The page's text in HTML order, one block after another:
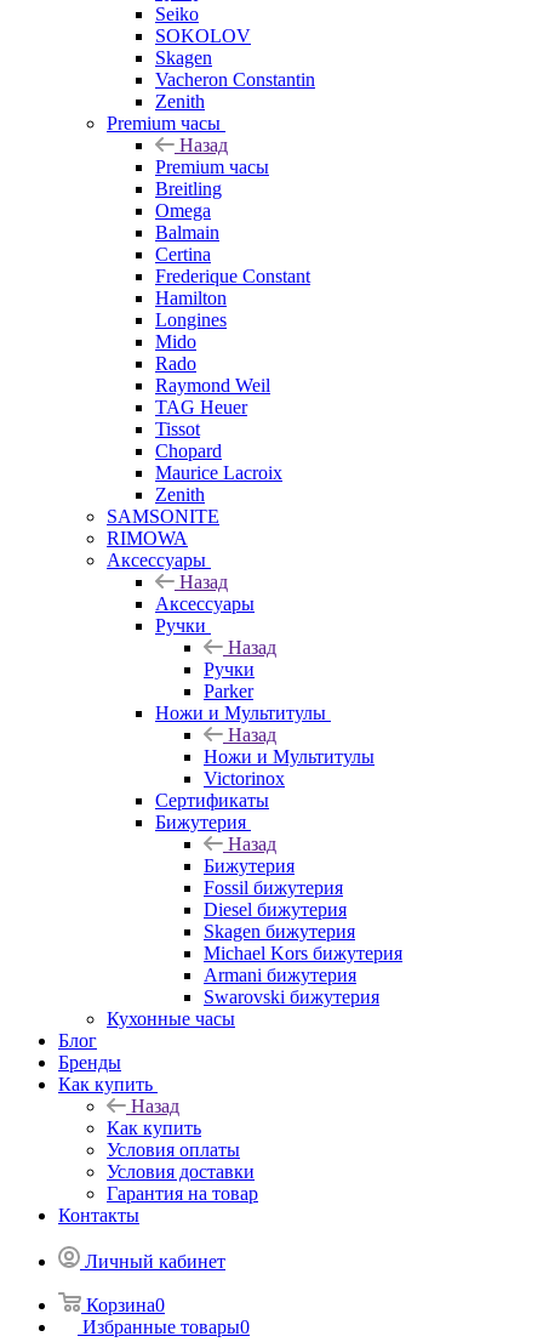
Seiko
SOKOLOV
Skagen
Vacheron Constantin
Zenith
Premium часы
Назад
Premium часы
Breitling
Omega
Balmain
Certina
Frederique Constant
Hamilton
Longines
Mido
Rado
Raymond Weil
TAG Heuer
Tissot
Chopard
Maurice Lacroix
Zenith
SAMSONITE
RIMOWA
Аксессуары
Назад
Аксессуары
Ручки
Назад
Ручки
Parker
Ножи и Мультитулы
Назад
Ножи и Мультитулы
Victorinox
Сертификаты
Бижутерия
Назад
Бижутерия
Fossil бижутерия
Diesel бижутерия
Skagen бижутерия
Michael Kors бижутерия
Armani бижутерия
Swarovski бижутерия
Кухонные часы
Блог
Бренды
Как купить
Назад
Как купить
Условия оплаты
Условия доставки
Гарантия на товар
Контакты
Личный кабинет
Корзина0
Избранные товары0